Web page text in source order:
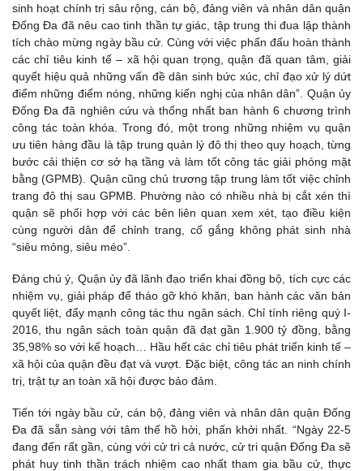
sinh hoạt chính trị sâu rộng, cán bộ, đảng viên và nhân dân quận
Đống Đa đã nêu cao tinh thần tự giác, tập trung thi đua lập thành
tích chào mừng ngày bầu cử. Cùng với việc phấn đấu hoàn thành
các chỉ tiêu kinh tế – xã hội quan trọng, quận đã quan tâm, giải
quyết hiệu quả những vấn đề dân sinh bức xúc, chỉ đạo xử lý dứt
điểm những điểm nóng, những kiến nghị của nhân dân”. Quận ủy
Đống Đa đã nghiên cứu và thống nhất ban hành 6 chương trình
công tác toàn khóa. Trong đó, một trong những nhiệm vụ quận
ưu tiên hàng đầu là tập trung quản lý đô thị theo quy hoạch, từng
bước cải thiện cơ sở hạ tầng và làm tốt công tác giải phóng mặt
bằng (GPMB). Quận cũng chủ trương tập trung làm tốt việc chỉnh
trang đô thị sau GPMB. Phường nào có nhiều nhà bị cắt xén thì
quận sẽ phối hợp với các bên liên quan xem xét, tạo điều kiện
cùng người dân để chỉnh trang, cố gắng không phát sinh nhà
“siêu mỏng, siêu méo”.
Đáng chú ý, Quận ủy đã lãnh đạo triển khai đồng bộ, tích cực các
nhiệm vụ, giải pháp để tháo gỡ khó khăn, ban hành các văn bản
quyết liệt, đẩy mạnh công tác thu ngân sách. Chỉ tính riêng quý I-
2016, thu ngân sách toàn quận đã đạt gần 1.900 tỷ đồng, bằng
35,98% so với kế hoạch… Hầu hết các chỉ tiêu phát triển kinh tế –
xã hội của quận đều đạt và vượt. Đặc biệt, công tác an ninh chính
trị, trật tự an toàn xã hội được bảo đảm.
Tiến tới ngày bầu cử, cán bộ, đảng viên và nhân dân quận Đống
Đa đã sẵn sàng với tâm thế hồ hởi, phấn khởi nhất. “Ngày 22-5
đang đến rất gần, cùng với cử tri cả nước, cử tri quận Đống Đa sẽ
phát huy tinh thần trách nhiệm cao nhất tham gia bầu cử, thực